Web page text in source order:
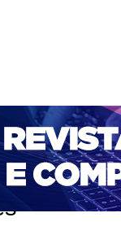
CADASTRO
DA UNIFACS